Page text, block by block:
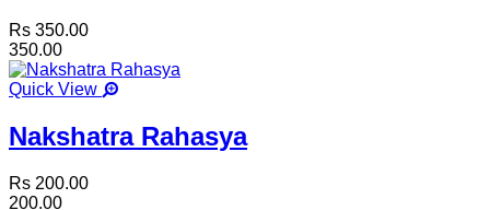
Rs 350.00
350.00
Quick View
Nakshatra Rahasya
Rs 200.00
200.00